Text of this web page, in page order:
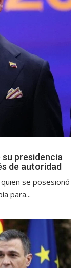
su presidencia
de autoridad
se posesionó
para...